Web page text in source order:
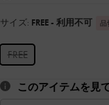
サイズ: FREE - 利用不可 品
FREE
このアイテムを見